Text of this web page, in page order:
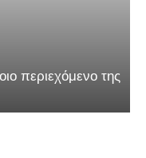
περιεχόμενο της